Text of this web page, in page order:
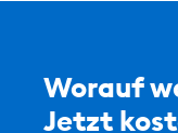
Worauf
Jetzt